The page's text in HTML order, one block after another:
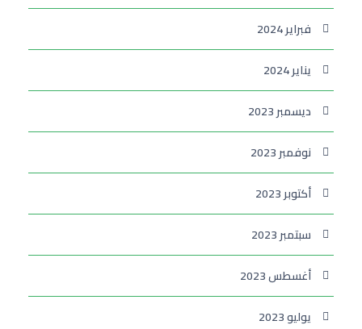
فبراير 2024
يناير 2024
ديسمبر 2023
نوفمبر 2023
أكتوبر 2023
سبتمبر 2023
أغسطس 2023
يوليو 2023